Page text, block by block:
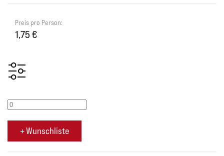
Preis pro Person:
1,75 €
+ Wunschliste